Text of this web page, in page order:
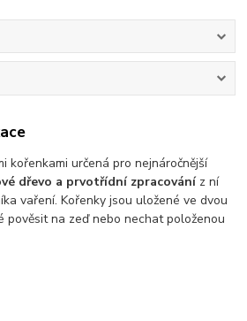
kořenkami určená pro nejnáročnější
dřevo a prvotřídní zpracováníz ní
vaření. Kořenky jsou uložené ve dvou
pověsit na zeď nebo nechat položenou